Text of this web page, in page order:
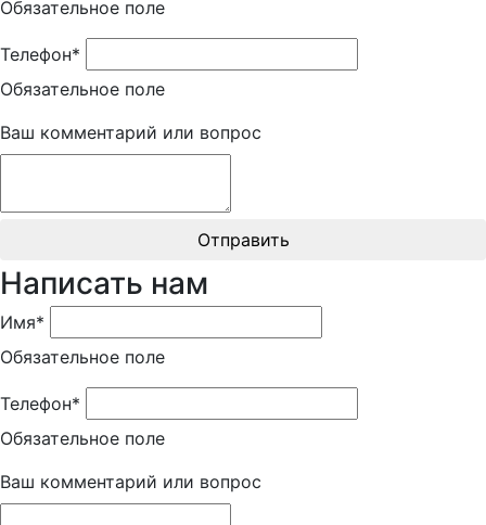
Обязательное поле
Телефон*
Обязательное поле
Ваш комментарий или вопрос
Отправить
Написать нам
Имя*
Обязательное поле
Телефон*
Обязательное поле
Ваш комментарий или вопрос